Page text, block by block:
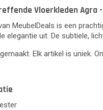
Vloerkleden Agra -
MeubelDeals is een
elegantie uit. De subtiele,
Elk artikel is uniek.